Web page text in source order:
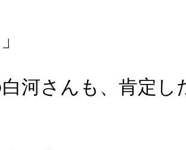
河さんも、肯定